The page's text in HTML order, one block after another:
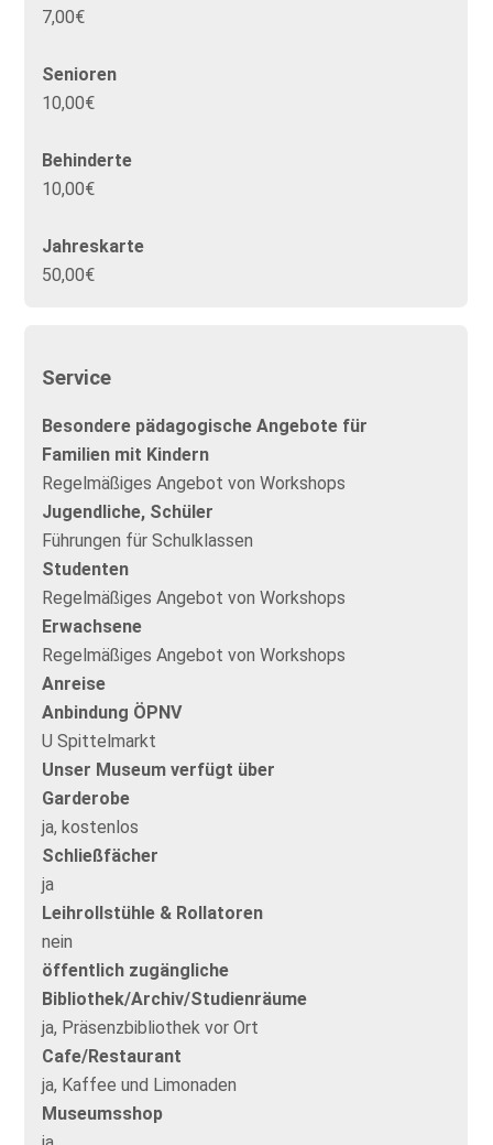
7,00€
Senioren
10,00€
Behinderte
10,00€
Jahreskarte
50,00€
Service
Besondere pädagogische Angebote für
Familien mit Kindern
Regelmäßiges Angebot von Workshops
Jugendliche, Schüler
Führungen für Schulklassen
Studenten
Regelmäßiges Angebot von Workshops
Erwachsene
Regelmäßiges Angebot von Workshops
Anreise
Anbindung ÖPNV
U Spittelmarkt
Unser Museum verfügt über
Garderobe
ja, kostenlos
Schließfächer
ja
Leihrollstühle & Rollatoren
nein
öffentlich zugängliche
Bibliothek/Archiv/Studienräume
ja, Präsenzbibliothek vor Ort
Cafe/Restaurant
ja, Kaffee und Limonaden
Museumsshop